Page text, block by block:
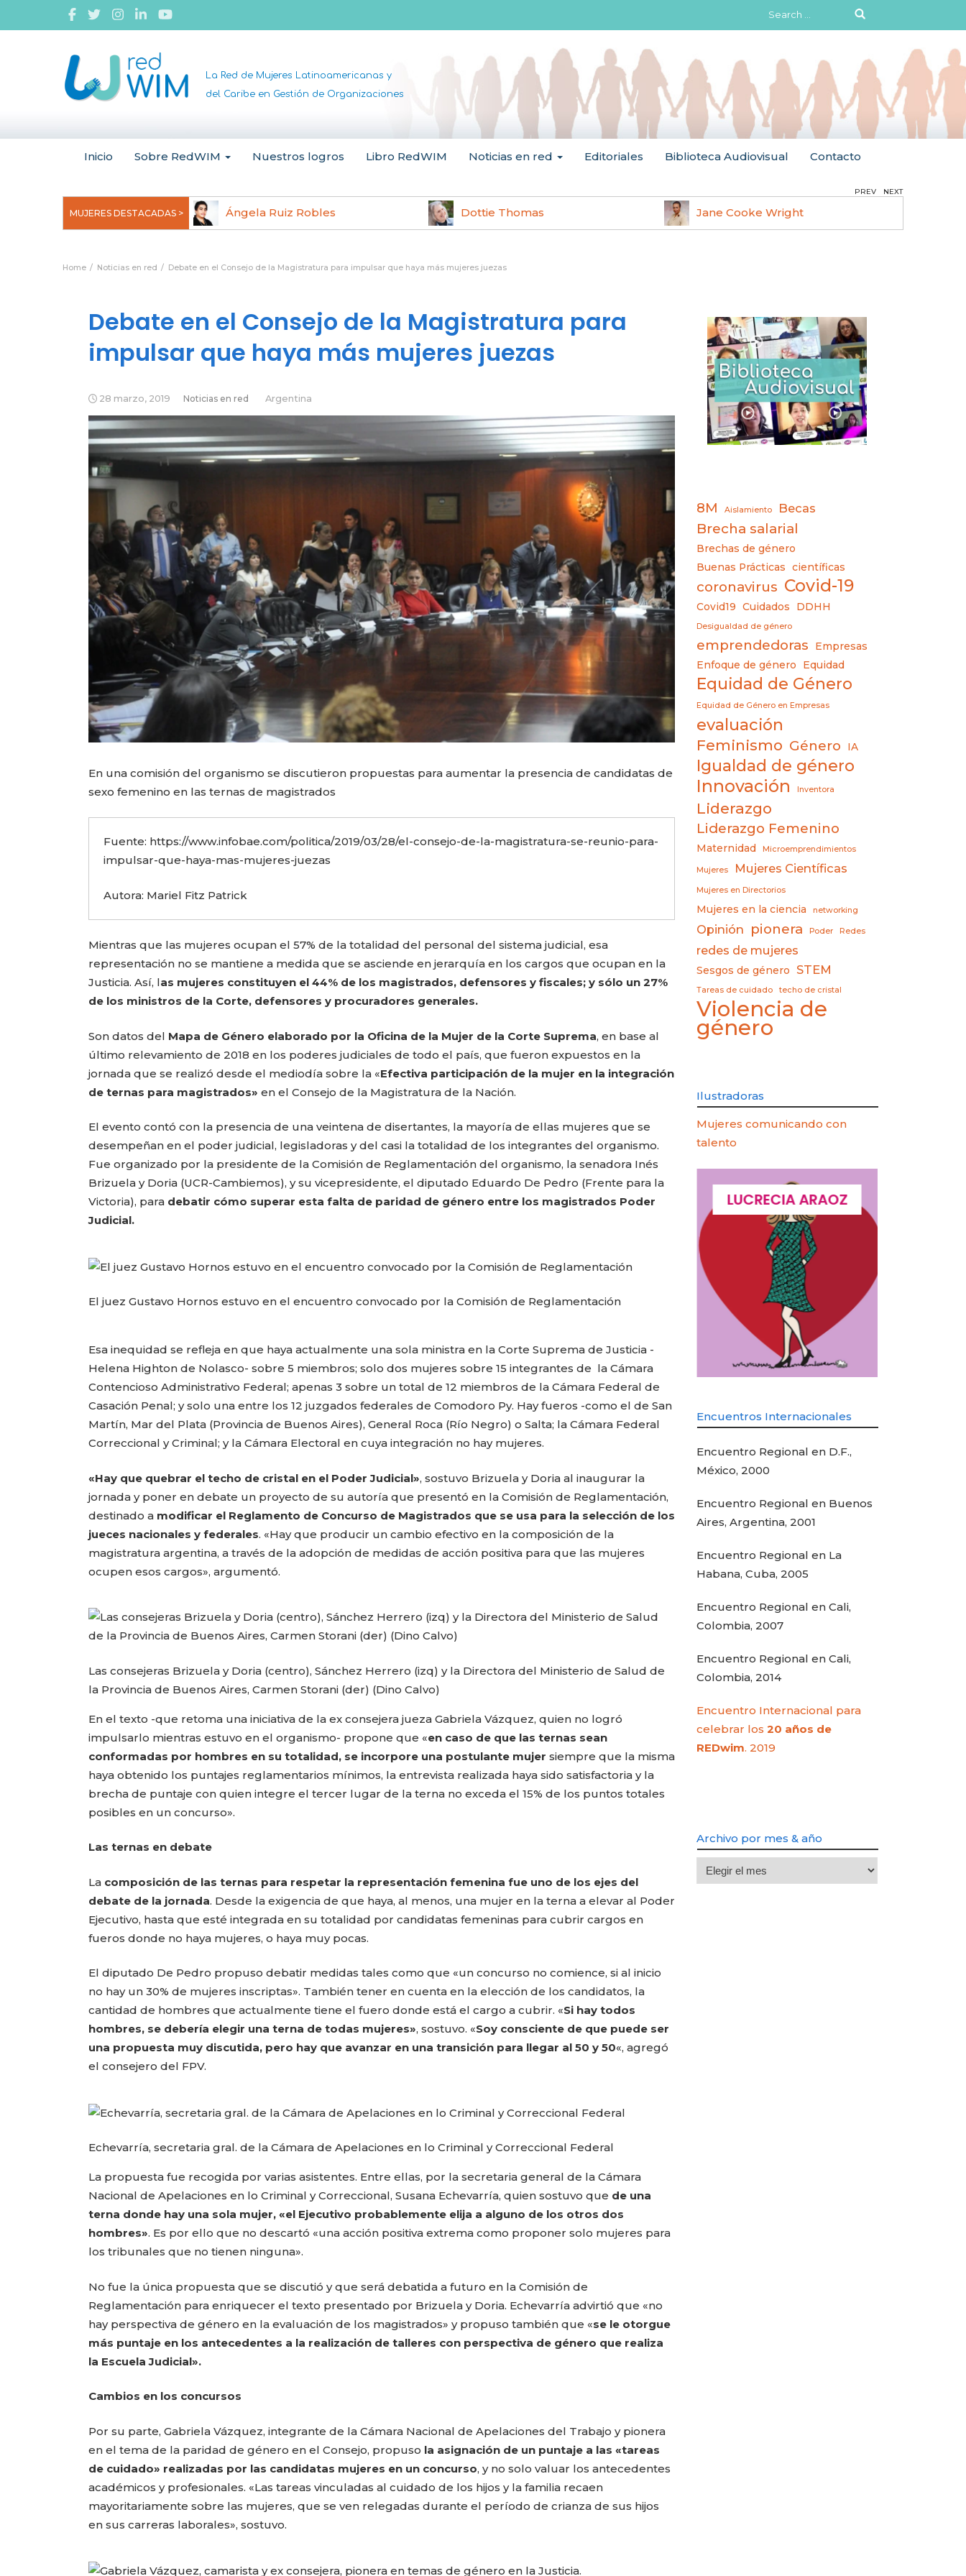
Search
for:
La Red de Mujeres Latinoamericanas y
del Caribe en Gestión de Organizaciones
Inicio Sobre RedWIM Nuestros logros Libro RedWIM Noticias en red Editoriales Biblioteca Audiovisual Contacto
MUJERES DESTACADAS >
Uchegbu, pionera en
Ángela Ruiz Robles Dottie Thomas Jane Cooke Wright
PREV NEXT
Home Noticias en red Debate en el Consejo de la Magistratura para impulsar que haya más mujeres juezas
Debate en el Consejo de la Magistratura para
impulsar que haya más mujeres juezas
28 marzo, 2019 Noticias en red Argentina
En una comisión del organismo se discutieron propuestas para aumentar la presencia de candidatas de
sexo femenino en las ternas de magistrados
Fuente: https://www.infobae.com/politica/2019/03/28/el-consejo-de-la-magistratura-se-reunio-para-
impulsar-que-haya-mas-mujeres-juezas
Autora: Mariel Fitz Patrick
Mientras que las mujeres ocupan el 57% de la totalidad del personal del sistema judicial, esa
representación no se mantiene a medida que se asciende en jerarquía en los cargos que ocupan en la
Justicia. Así, las mujeres constituyen el 44% de los magistrados, defensores y fiscales; y sólo un 27%
de los ministros de la Corte, defensores y procuradores generales.
Son datos del Mapa de Género elaborado por la Oficina de la Mujer de la Corte Suprema, en base al
último relevamiento de 2018 en los poderes judiciales de todo el país, que fueron expuestos en la
jornada que se realizó desde el mediodía sobre la «Efectiva participación de la mujer en la integración
de ternas para magistrados» en el Consejo de la Magistratura de la Nación.
El evento contó con la presencia de una veintena de disertantes, la mayoría de ellas mujeres que se
desempeñan en el poder judicial, legisladoras y del casi la totalidad de los integrantes del organismo.
Fue organizado por la presidente de la Comisión de Reglamentación del organismo, la senadora Inés
Brizuela y Doria (UCR-Cambiemos), y su vicepresidente, el diputado Eduardo De Pedro (Frente para la
Victoria), paradebatir cómo superar esta falta de paridad de género entre los magistrados Poder
Judicial.
El juez Gustavo Hornos estuvo en el encuentro convocado por la Comisión de Reglamentación
Esa inequidad se refleja en que haya actualmente una sola ministra en la Corte Suprema de Justicia -
Helena Highton de Nolasco- sobre 5 miembros; solo dos mujeres sobre 15 integrantes de la Cámara
Contencioso Administrativo Federal; apenas 3 sobre un total de 12 miembros de la Cámara Federal de
Casación Penal; y solo una entre los 12 juzgados federales de Comodoro Py. Hay fueros -como el de San
Martín, Mar del Plata (Provincia de Buenos Aires), General Roca (Río Negro) o Salta; la Cámara Federal
Correccional y Criminal; y la Cámara Electoral en cuya integración no hay mujeres.
«Hay que quebrar el techo de cristal en el Poder Judicial», sostuvo Brizuela y Doria al inaugurar la
jornada y poner en debate un proyecto de su autoría que presentó en la Comisión de Reglamentación,
destinado a modificar el Reglamento de Concurso de Magistrados que se usa para la selección de los
jueces nacionales y federales. «Hay que producir un cambio efectivo en la composición de la
magistratura argentina, a través de la adopción de medidas de acción positiva para que las mujeres
ocupen esos cargos», argumentó.
Las consejeras Brizuela y Doria (centro), Sánchez Herrero (izq) y la Directora del Ministerio de Salud de
la Provincia de Buenos Aires, Carmen Storani (der) (Dino Calvo)
En el texto -que retoma una iniciativa de la ex consejera jueza Gabriela Vázquez, quien no logró
impulsarlo mientras estuvo en el organismo- propone que «en caso de que las ternas sean
conformadas por hombres en su totalidad, se incorpore una postulante mujer siempre que la misma
haya obtenido los puntajes reglamentarios mínimos, la entrevista realizada haya sido satisfactoria y la
brecha de puntaje con quien integre el tercer lugar de la terna no exceda el 15% de los puntos totales
posibles en un concurso».
Las ternas en debate
La composición de las ternas para respetar la representación femenina fue uno de los ejes del
debate de la jornada. Desde la exigencia de que haya, al menos, una mujer en la terna a elevar al Poder
Ejecutivo, hasta que esté integrada en su totalidad por candidatas femeninas para cubrir cargos en
fueros donde no haya mujeres, o haya muy pocas.
El diputado De Pedro propuso debatir medidas tales como que «un concurso no comience, si al inicio
no hay un 30% de mujeres inscriptas». También tener en cuenta en la elección de los candidatos, la
cantidad de hombres que actualmente tiene el fuero donde está el cargo a cubrir. «Si hay todos
hombres, se debería elegir una terna de todas mujeres», sostuvo. «Soy consciente de que puede ser
una propuesta muy discutida, pero hay que avanzar en una transición para llegar al 50 y 50«, agregó
el consejero del FPV.
Echevarría, secretaria gral. de la Cámara de Apelaciones en lo Criminal y Correccional Federal
La propuesta fue recogida por varias asistentes. Entre ellas, por la secretaria general de la Cámara
Nacional de Apelaciones en lo Criminal y Correccional, Susana Echevarría, quien sostuvo que de una
terna donde hay una sola mujer, «el Ejecutivo probablemente elija a alguno de los otros dos
hombres». Es por ello que no descartó «una acción positiva extrema como proponer solo mujeres para
los tribunales que no tienen ninguna».
No fue la única propuesta que se discutió y que será debatida a futuro en la Comisión de
Reglamentación para enriquecer el texto presentado por Brizuela y Doria. Echevarría advirtió que «no
hay perspectiva de género en la evaluación de los magistrados» y propuso también que «se le otorgue
más puntaje en los antecedentes a la realización de talleres con perspectiva de género que realiza
la Escuela Judicial».
Cambios en los concursos
Por su parte, Gabriela Vázquez, integrante de la Cámara Nacional de Apelaciones del Trabajo y pionera
en el tema de la paridad de género en el Consejo, propuso la asignación de un puntaje a las «tareas
de cuidado» realizadas por las candidatas mujeres en un concurso, y no solo valuar los antecedentes
académicos y profesionales. «Las tareas vinculadas al cuidado de los hijos y la familia recaen
mayoritariamente sobre las mujeres, que se ven relegadas durante el período de crianza de sus hijos
en sus carreras laborales», sostuvo.
8M Aislamiento Becas
Brecha salarial
Brechas de género
Buenas Prácticas
científicas
coronavirus Covid-19
Covid19 Cuidados DDHH
Desigualdad de género
emprendedoras
Empresas
Enfoque de género
Equidad
Equidad de Género
Equidad de Género en Empresas
evaluación
Feminismo Género IA
Igualdad de género
Innovación Inventora
Liderazgo
Liderazgo Femenino
Maternidad Microemprendimientos
Mujeres Mujeres Científicas
Mujeres en Directorios
Mujeres en la ciencia networking
Opinión pionera Poder Redes
redes de mujeres
Sesgos de género STEM
Tareas de cuidado techo de cristal
Violencia de
género
Ilustradoras
Mujeres comunicando con
talento
CARLA PILLA PATRICIA JACQUES LUCRECIA ARAOZ
Encuentros Internacionales
Encuentro Regional en D.F.,
México, 2000
Encuentro Regional en Buenos
Aires, Argentina, 2001
Encuentro Regional en La
Habana, Cuba, 2005
Encuentro Regional en Cali,
Colombia, 2007
Encuentro Regional en Cali,
Colombia, 2014
Encuentro Internacional para
celebrar los20 años de
REDwim. 2019
Archivo por mes & año
Archivo
por